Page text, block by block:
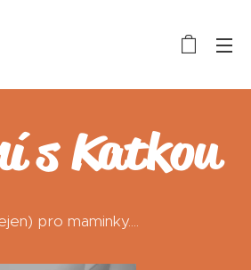
s Katkou
pro maminky....